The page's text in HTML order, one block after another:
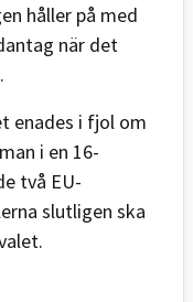
håller på med
när det
enades i fjol om
i en 16-
två EU-
slutligen ska